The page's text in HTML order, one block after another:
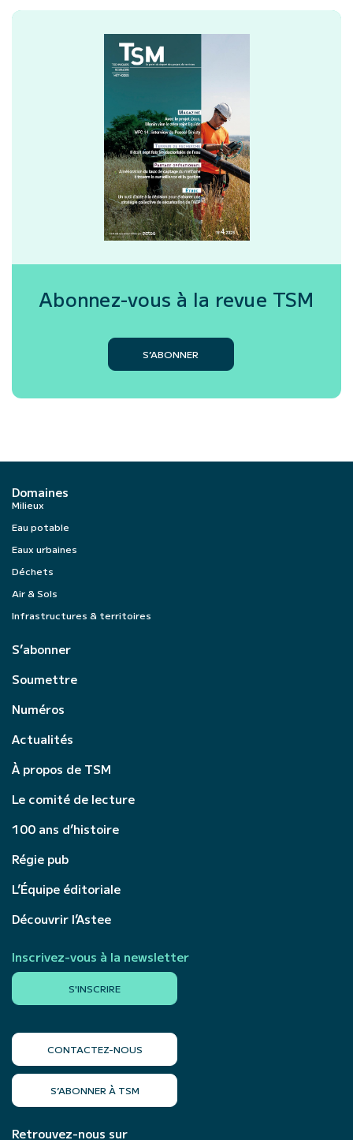
Abonnez-vous à la revue TSM
S’ABONNER
Domaines
Milieux
Eau potable
Eaux urbaines
Déchets
Air & Sols
Infrastructures & territoires
S’abonner
Soumettre
Numéros
Actualités
À propos de TSM
Le comité de lecture
100 ans d’histoire
Régie pub
L’Équipe éditoriale
Découvrir l’Astee
Inscrivez-vous à la newsletter
S'INSCRIRE
CONTACTEZ-NOUS
S’ABONNER À TSM
Retrouvez-nous sur